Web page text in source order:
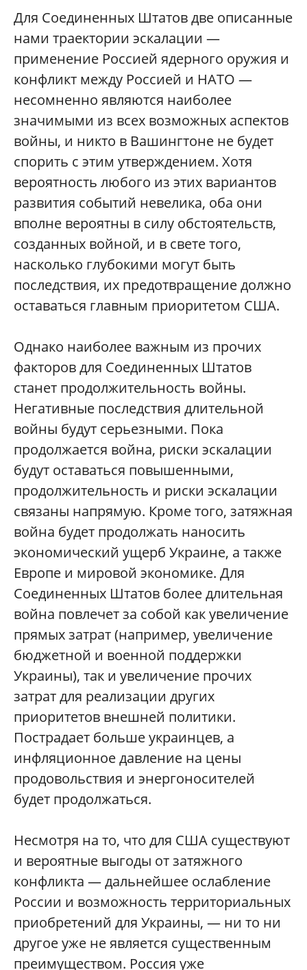
Для Соединенных Штатов две описанные
нами траектории эскалации —
применение Россией ядерного оружия и
конфликт между Россией и НАТО —
несомненно являются наиболее
значимыми из всех возможных аспектов
войны, и никто в Вашингтоне не будет
спорить с этим утверждением. Хотя
вероятность любого из этих вариантов
развития событий невелика, оба они
вполне вероятны в силу обстоятельств,
созданных войной, и в свете того,
насколько глубокими могут быть
последствия, их предотвращение должно
оставаться главным приоритетом США.
Однако наиболее важным из прочих
факторов для Соединенных Штатов
станет продолжительность войны.
Негативные последствия длительной
войны будут серьезными. Пока
продолжается война, риски эскалации
будут оставаться повышенными,
продолжительность и риски эскалации
связаны напрямую. Кроме того, затяжная
война будет продолжать наносить
экономический ущерб Украине, а также
Европе и мировой экономике. Для
Соединенных Штатов более длительная
война повлечет за собой как увеличение
прямых затрат (например, увеличение
бюджетной и военной поддержки
Украины), так и увеличение прочих
затрат для реализации других
приоритетов внешней политики.
Пострадает больше украинцев, а
инфляционное давление на цены
продовольствия и энергоносителей
будет продолжаться.
Несмотря на то, что для США существуют
и вероятные выгоды от затяжного
конфликта — дальнейшее ослабление
России и возможность территориальных
приобретений для Украины, — ни то ни
другое уже не является существенным
преимуществом. Россия уже